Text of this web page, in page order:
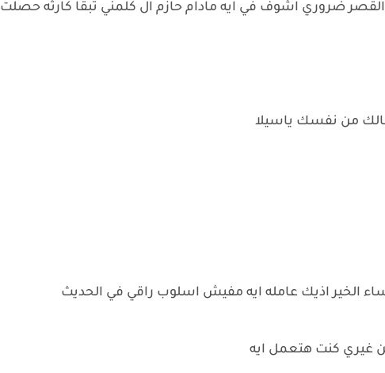
ضروري اشوف في ايه مادام حازم ال كلمني تبقا كارثه حصلت
بالك من نفسك ياسيلا
الخير اذيك عامله ايه مفيش اسلوب راقي في الحديث
غيري كنت هتعمل ايه